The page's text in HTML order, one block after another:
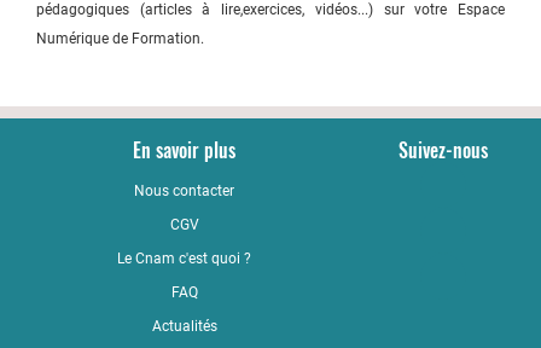
pédagogiques (articles à lire,exercices, vidéos...) sur votre Espace
Numérique de Formation.
En savoir plus
Nous contacter
CGV
Le Cnam c'est quoi ?
FAQ
Actualités
Suivez-nous